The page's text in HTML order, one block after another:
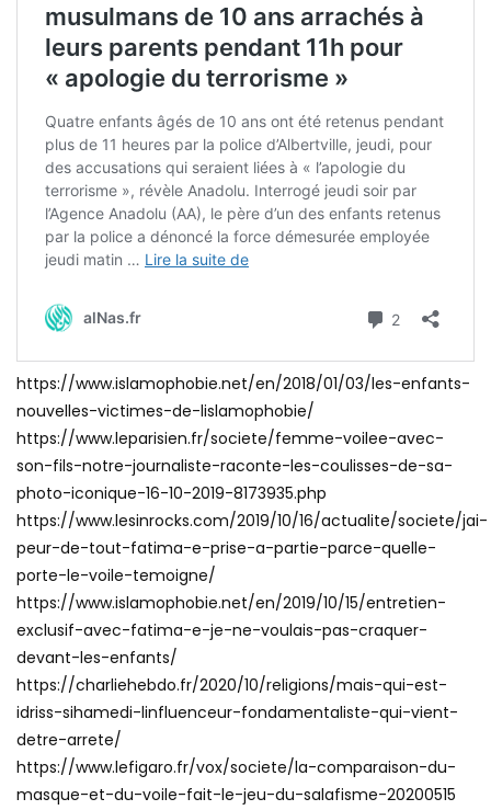
https://www.islamophobie.net/en/2018/01/03/les-enfants-
nouvelles-victimes-de-lislamophobie/
https://www.leparisien.fr/societe/femme-voilee-avec-
son-fils-notre-journaliste-raconte-les-coulisses-de-sa-
photo-iconique-16-10-2019-8173935.php
https://www.lesinrocks.com/2019/10/16/actualite/societe/jai-
peur-de-tout-fatima-e-prise-a-partie-parce-quelle-
porte-le-voile-temoigne/
https://www.islamophobie.net/en/2019/10/15/entretien-
exclusif-avec-fatima-e-je-ne-voulais-pas-craquer-
devant-les-enfants/
https://charliehebdo.fr/2020/10/religions/mais-qui-est-
idriss-sihamedi-linfluenceur-fondamentaliste-qui-vient-
detre-arrete/
https://www.lefigaro.fr/vox/societe/la-comparaison-du-
masque-et-du-voile-fait-le-jeu-du-salafisme-20200515